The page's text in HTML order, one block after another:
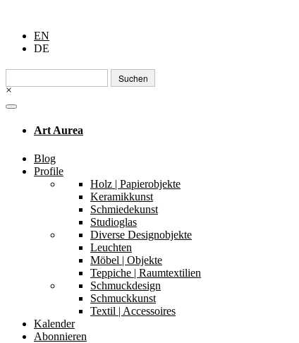
EN
DE
Suchen
nach:
×
Art Aurea
Blog
Profile
Holz | Papierobjekte
Keramikkunst
Schmiedekunst
Studioglas
Diverse Designobjekte
Leuchten
Möbel | Objekte
Teppiche | Raumtextilien
Schmuckdesign
Schmuckkunst
Textil | Accessoires
Kalender
Abonnieren